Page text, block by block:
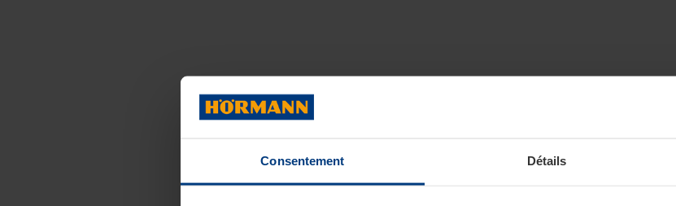
Consentement Détails